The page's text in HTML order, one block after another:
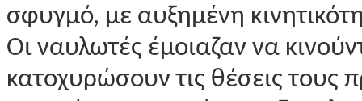
σφυγμό, με αυξημένη
Οι ναυλωτές έμοιαζαν να
κατοχυρώσουν τις θέσεις τους